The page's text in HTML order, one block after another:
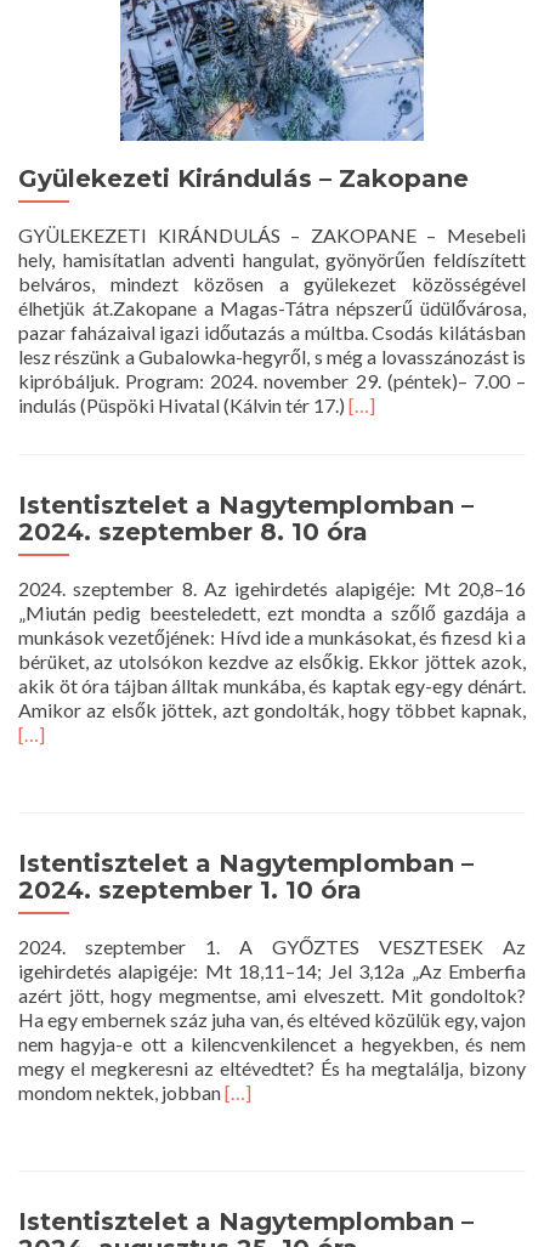
Gyülekezeti Kirándulás – Zakopane
GYÜLEKEZETI KIRÁNDULÁS – ZAKOPANE – Mesebeli
hely, hamisítatlan adventi hangulat, gyönyörűen feldíszített
belváros, mindezt közösen a gyülekezet közösségével
élhetjük át.Zakopane a Magas-Tátra népszerű üdülővárosa,
pazar faházaival igazi időutazás a múltba. Csodás kilátásban
lesz részünk a Gubalowka-hegyről, s még a lovasszánozást is
kipróbáljuk. Program: 2024. november 29. (péntek)– 7.00 –
indulás (Püspöki Hivatal (Kálvin tér 17.) Read
Kirándulás
–
[…]
Istentisztelet a Nagytemplomban –
2024. szeptember 8. 10 óra
2024. szeptember 8. Az igehirdetés alapigéje: Mt 20,8–16
„Miután pedig beesteledett, ezt mondta a szőlő gazdája a
munkások vezetőjének: Hívd ide a munkásokat, és fizesd ki a
bérüket, az utolsókon kezdve az elsőkig. Ekkor jöttek azok,
akik öt óra tájban álltak munkába, és kaptak egy-egy dénárt.
Amikor az elsők jöttek, azt gondolták, hogy többet kapnak,
[…]
Istentisztelet a Nagytemplomban –
2024. szeptember 1. 10 óra
2024. szeptember 1. A GYŐZTES VESZTESEK Az
igehirdetés alapigéje: Mt 18,11–14; Jel 3,12a „Az Emberfia
azért jött, hogy megmentse, ami elveszett. Mit gondoltok?
Ha egy embernek száz juha van, és eltéved közülük egy, vajon
nem hagyja-e ott a kilencvenkilencet a hegyekben, és nem
megy el megkeresni az eltévedtet? És ha megtalálja, bizony
mondom nektek, jobbanRead
Nagytemplomban
–
[…]
Istentisztelet a Nagytemplomban –